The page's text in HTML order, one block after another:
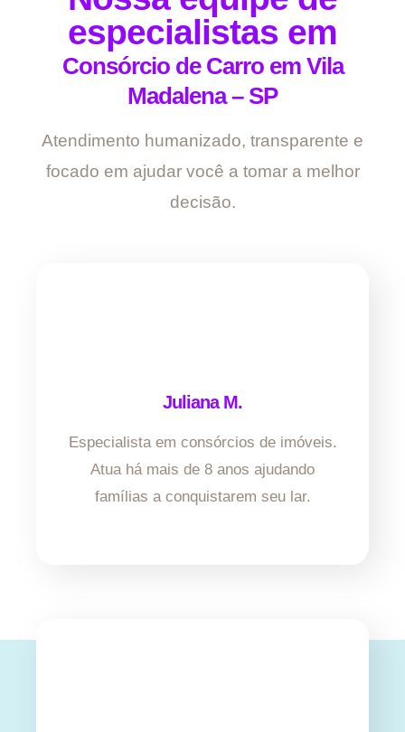
especialistas em
Consórcio de Carro em Vila
Madalena – SP
Atendimento humanizado, transparente e
focado em ajudar você a tomar a melhor
decisão.
Juliana M.
Especialista em consórcios de imóveis.
Atua há mais de 8 anos ajudando
famílias a conquistarem seu lar.